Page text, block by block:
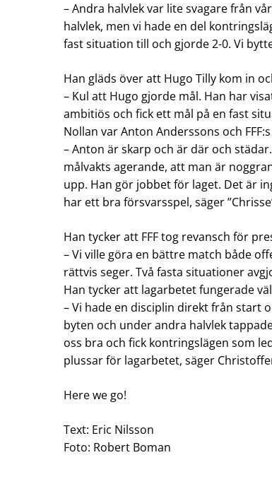
– Andra halvlek var lite svagare från
halvlek, men vi hade en del
fast situation till och gjorde 2-0. Vi
Han gläds över att Hugo Tilly kom in
– Kul att Hugo gjorde mål. Han har
ambitiös och fick ett mål på en fast
Nollan var Anton Anderssons och
– Anton är skarp och är där och
målvakts agerande, att man är
upp. Han gör jobbet för laget. Det är
har ett bra försvarsspel, säger
Han tycker att FFF tog revansch för
– Vi ville göra en bättre match både
rättvis seger. Två fasta situationer
Han tycker att lagarbetet fungerade
– Vi hade en disciplin direkt från start
byten och under andra halvlek
oss bra och fick kontringslägen som
plussar för lagarbetet, säger
Here we go!
Text: Eric Nilsson
Foto: Robert Boman